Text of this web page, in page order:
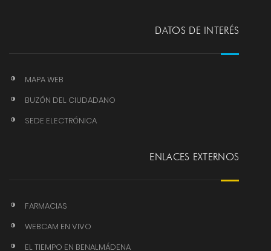
DATOS DE INTERÉS
MAPA WEB
BUZÓN DEL CIUDADANO
SEDE ELECTRÓNICA
ENLACES EXTERNOS
FARMACIAS
WEBCAM EN VIVO
EL TIEMPO EN BENALMÁDENA